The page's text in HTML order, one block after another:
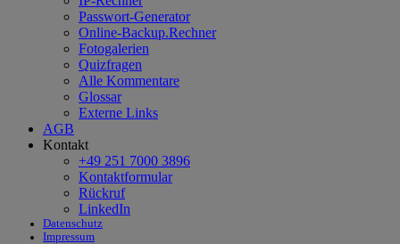
Passwort-Generator
Online-Backup.Rechner
Fotogalerien
Quizfragen
Alle Kommentare
Glossar
Externe Links
AGB
Kontakt
+49 251 7000 3896
Kontaktformular
Rückruf
LinkedIn
Datenschutz
Impressum